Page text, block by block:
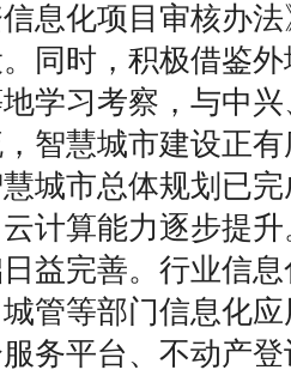
信息化项目审核办
同时，积极借鉴
学习考察，与中
智慧城市建设正
市总体规划已完
计算能力逐步提
益完善。行业信
管等部门信息化
务平台、不动产